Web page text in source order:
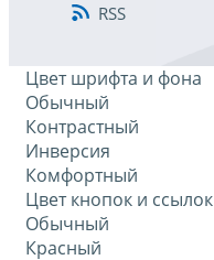
RSS
Цвет шрифта и фона
Обычный
Контрастный
Инверсия
Комфортный
Цвет кнопок и ссылок
Обычный
Красный